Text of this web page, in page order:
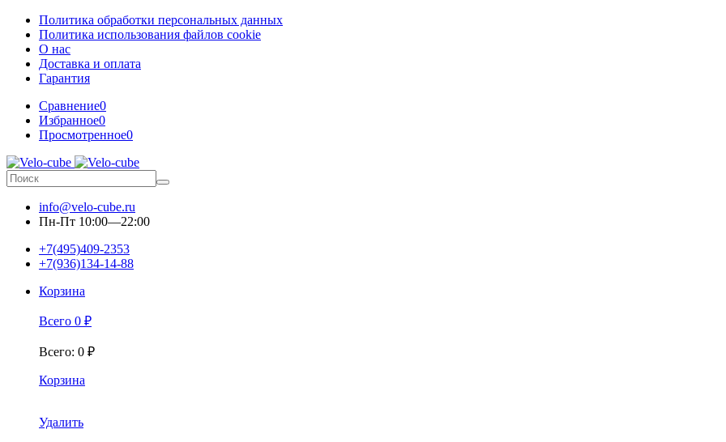
Политика обработки персональных данных
Политика использования файлов cookie
О нас
Доставка и оплата
Гарантия
Сравнение0
Избранное0
Просмотренное0
info@velo-cube.ru
Пн-Пт 10:00—22:00
+7(495)409-2353
+7(936)134-14-88
Корзина
Всего 0 ₽
Всего: 0 ₽
Корзина
Удалить